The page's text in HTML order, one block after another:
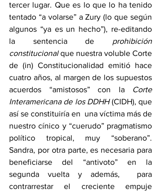
tercer lugar. Que es lo que lo ha tenido
tentado “a volarse” a Zury (lo que según
algunos “ya es un hecho”), re-editando
la sentencia de prohibición
constitucional que nuestra voluble Corte
de (in) Constitucionalidad emitió hace
cuatro años, al margen de los supuestos
acuerdos “amistosos” con la
Corte
Interamericana de los DDHH (CIDH), que
así se constituiría en  una víctima más de
nuestro cínico y “cuerudo” pragmatismo
político tropical, muy “soberano”.
Sandra, por otra parte, es necesaria para
beneficiarse del “antivoto” en la
segunda vuelta y además,  para
contrarrestar el creciente empuje